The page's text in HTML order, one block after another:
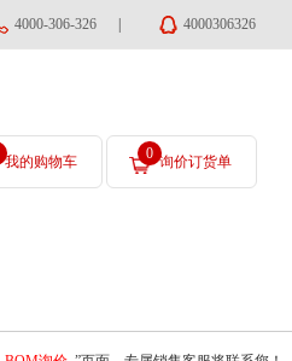
4000-306-326 4000306326
我的购物车 0 询价订货单